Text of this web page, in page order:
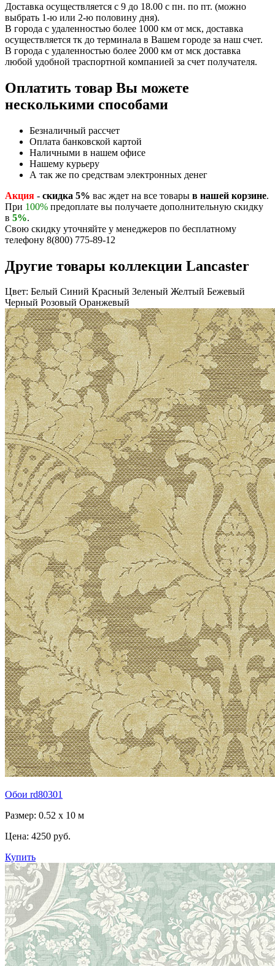
Доставка осуществляется с 9 до 18.00 с пн. по пт. (можно
выбрать 1-ю или 2-ю половину дня).
В города с удаленностью более 1000 км от мск, доставка
осуществляется тк до терминала в Вашем городе за наш счет.
В города с удаленностью более 2000 км от мск доставка
любой удобной траспортной компанией за счет получателя.
Оплатить товар Вы можете
несколькими способами
Безналичный рассчет
Оплата банковской картой
Наличными в нашем офисе
Нашему курьеру
А так же по средствам электронных денег
Акция - скидка 5% вас ждет на все товары в нашей корзине.
При 100% предоплате вы получаете дополнительную скидку
в 5%.
Свою скидку уточняйте у менеджеров по бесплатному
телефону 8(800) 775-89-12
Другие товары коллекции Lancaster
Цвет: Белый Синий Красный Зеленый Желтый Бежевый
Черный Розовый Оранжевый
Обои rd80301
Размер: 0.52 x 10 м
Цена: 4250 руб.
Купить